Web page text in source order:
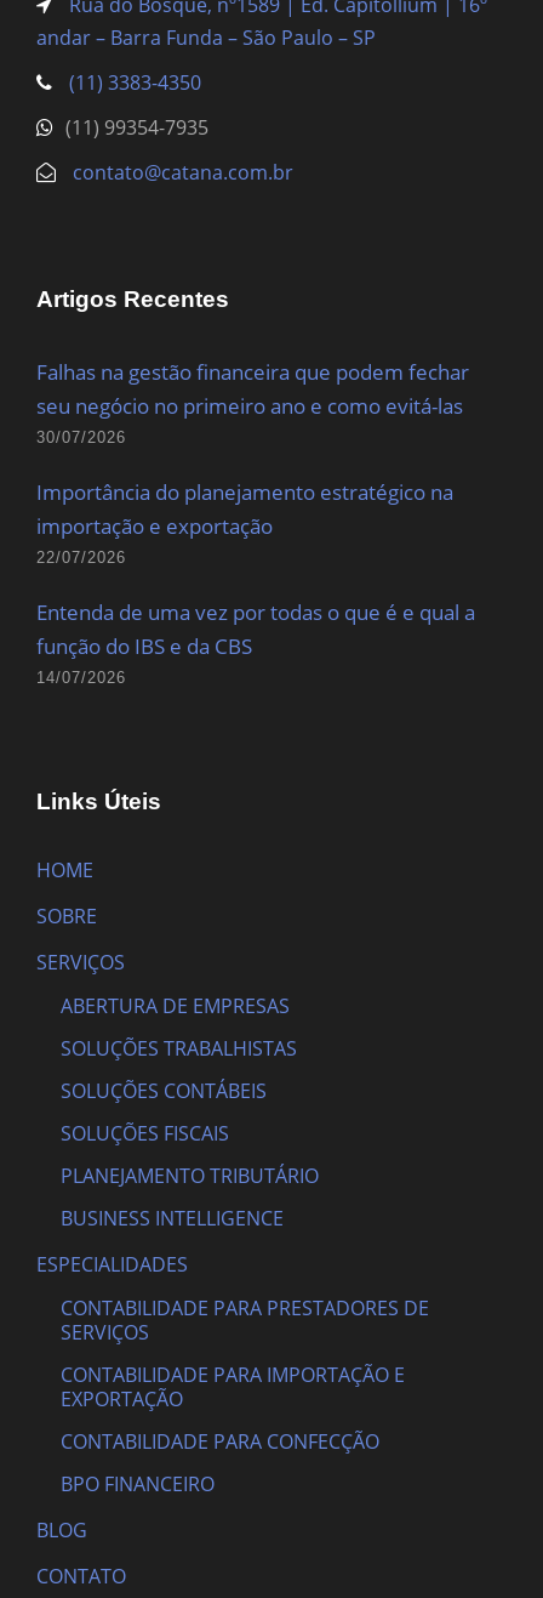
andar – Barra Funda – São Paulo – SP
(11) 3383-4350
(11) 99354-7935
contato@catana.com.br
Artigos Recentes
Falhas na gestão financeira que podem fechar
seu negócio no primeiro ano e como evitá-las
30/07/2026
Importância do planejamento estratégico na
importação e exportação
22/07/2026
Entenda de uma vez por todas o que é e qual a
função do IBS e da CBS
14/07/2026
Links Úteis
HOME
SOBRE
SERVIÇOS
ABERTURA DE EMPRESAS
SOLUÇÕES TRABALHISTAS
SOLUÇÕES CONTÁBEIS
SOLUÇÕES FISCAIS
PLANEJAMENTO TRIBUTÁRIO
BUSINESS INTELLIGENCE
ESPECIALIDADES
CONTABILIDADE PARA PRESTADORES DE
SERVIÇOS
CONTABILIDADE PARA IMPORTAÇÃO E
EXPORTAÇÃO
CONTABILIDADE PARA CONFECÇÃO
BPO FINANCEIRO
BLOG
CONTATO